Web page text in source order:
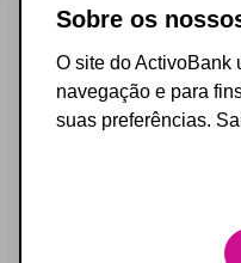
Sobre os
O site do ActivoBank
navegação e para
suas preferências.